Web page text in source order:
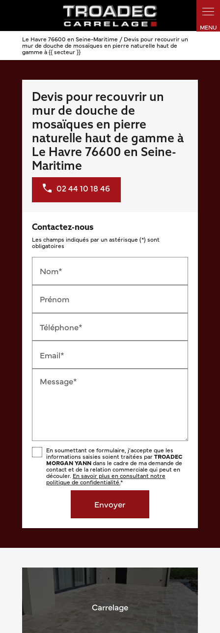
Le Havre 76600 en Seine-Maritime / Devis pour recouvrir un
mur de douche de mosaïques en pierre naturelle haut de
gamme à {{ secteur }}
Devis pour recouvrir un
mur de douche de
mosaïques en pierre
naturelle haut de gamme à
Le Havre 76600 en Seine-
Maritime
02 44 10 18 46
Contactez-nous
Les champs indiqués par un astérisque (*) sont
obligatoires
Nom*
Prénom
Téléphone*
Email*
Message*
En soumettant ce formulaire, j'accepte que les
informations saisies soient traitées parTROADEC
MORGAN YANNdans le cadre de ma demande de
contact et de la relation commerciale qui peut en
découler. En savoir plus en consultant notre
politique de confidentialité.*
Carrelage
Panneau de gestion des cookies